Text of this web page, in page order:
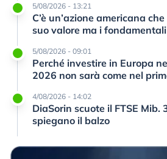
5/08/2026 - 13:21
C’è un’azione americana
suo valore ma i
5/08/2026 - 09:01
Perché investire in Europa
2026 non sarà come nel
4/08/2026 - 14:02
DiaSorin scuote il FTSE Mib.
spiegano il balzo